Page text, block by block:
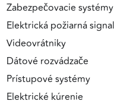
Zabezpečovacie systémy
Elektrická požiarná
Videovrátniky
Dátové rozvádzače
Prístupové systémy
Elektrické kúrenie